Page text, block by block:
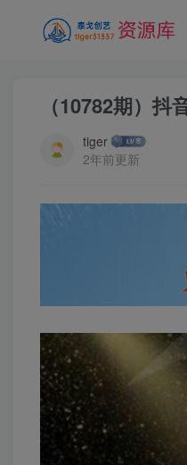
（10782期）
tiger
2年前更新